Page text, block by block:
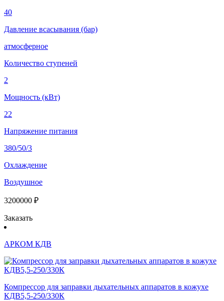
40
Давление всасывания (бар)
атмосферное
Количество ступеней
2
Мощность (кВт)
22
Напряжение питания
380/50/3
Охлаждение
Воздушное
3200000 ₽
Заказать
АРКОМ КДВ
Компрессор для заправки дыхательных аппаратов в кожухе
КДВ5,5-250/330К